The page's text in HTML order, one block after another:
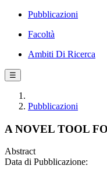
Pubblicazioni
Facoltà
Ambiti Di Ricerca
☰
Pubblicazioni
A NOVEL TOOL
Abstract
Data di Pubblicazione: